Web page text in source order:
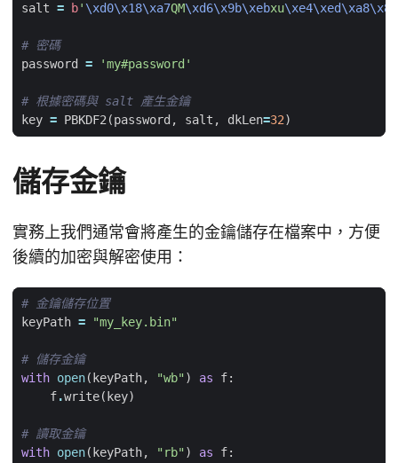
salt = b' \xd0\x18\xa7QM\xd6\x9b\xebxu
# 密碼
password
= 'my#password'
# 根據密碼與 salt 產生金鑰
key = PBKDF2(password , salt , dkLen=32)
儲存金鑰
實務上我們通常會將產生的金鑰儲存在檔案中，方便
後續的加密與解密使用：
# 金鑰儲存位置
keyPath = "my_key.bin"
# 儲存金鑰
with open( keyPath, "wb") as f:
f.write( key)
# 讀取金鑰
with open( keyPath, "rb") as f: